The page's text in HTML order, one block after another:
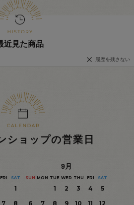
近見た商品
履歴を残さない
ショップの営業日
FRI SAT
1
7
8
9月
SUN MON TUE WED THU FRI SAT
1 2 3 4
5
6
7 8 9 10 11
12